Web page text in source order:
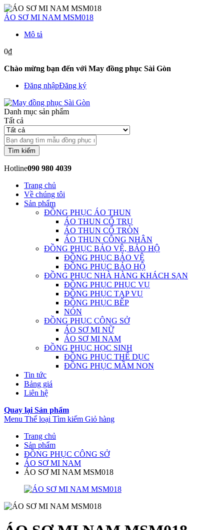
ÁO SƠ MI NAM MSM018
Mô tả
0₫
Chào mừng bạn đến với May đồng phục Sài Gòn
Đăng nhậpĐăng ký
Danh mục sản phẩm
Tất cả
Tìm kiếm
Hotline090 980 4039
Trang chủ
Về chúng tôi
Sản phẩm
ĐỒNG PHỤC ÁO THUN
ÁO THUN CỔ TRỤ
ÁO THUN CỔ TRÒN
ÁO THUN CÔNG NHÂN
ĐỒNG PHỤC BẢO VỆ, BẢO HỘ
ĐỒNG PHỤC BẢO VỆ
ĐỒNG PHỤC BẢO HỘ
ĐỒNG PHỤC NHÀ HÀNG KHÁCH SẠN
ĐỒNG PHỤC PHỤC VỤ
ĐỒNG PHỤC TẠP VỤ
ĐỒNG PHỤC BẾP
NÓN
ĐỒNG PHỤC CÔNG SỞ
ÁO SƠ MI NỮ
ÁO SƠ MI NAM
ĐỒNG PHỤC HỌC SINH
ĐỒNG PHỤC THỂ DỤC
ĐỒNG PHỤC MẦM NON
Tin tức
Bảng giá
Liên hệ
Quay lại Sản phẩm
Menu Thể loại Tìm kiếm Giỏ hàng
Trang chủ
Sản phẩm
ĐỒNG PHỤC CÔNG SỞ
ÁO SƠ MI NAM
ÁO SƠ MI NAM MSM018